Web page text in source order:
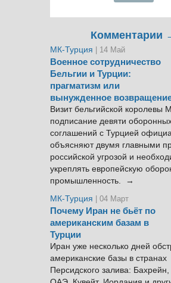
Комментарии
МК-Турция | 14 Май
Военное сотрудничество
Бельгии и Турции:
прагматизм или
вынужденное
Визит бельгийской королевы
подписание девяти
соглашений с Турцией
объясняют двумя главными
российской угрозой и
укреплять европейскую
промышленность. →
МК-Турция
| 04 Март
Почему Иран не бьёт по
американским базам в
Турции
Иран уже несколько дней
американские базы в странах
Персидского залива: Бахрейн,